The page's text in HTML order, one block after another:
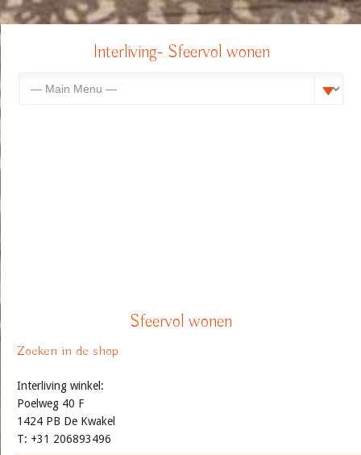
Interliving- Sfeervol wonen
Sfeervol wonen
Zoeken in de shop
Interliving winkel:
Poelweg 40 F
1424 PB De Kwakel
T: +31 206893496